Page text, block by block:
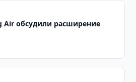
Air обсудили расширение